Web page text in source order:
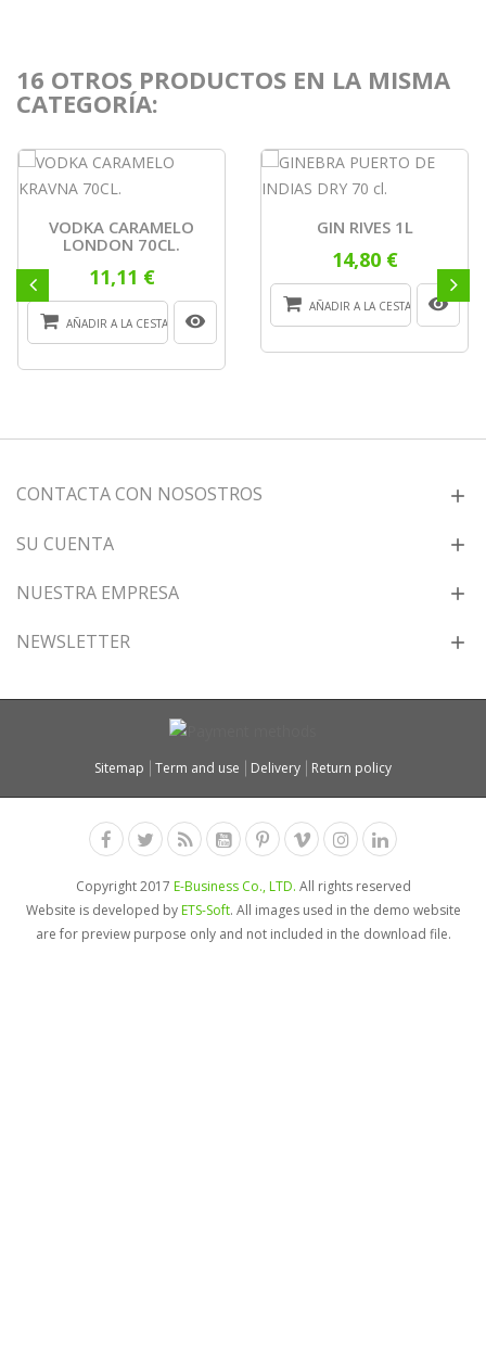
16 OTROS PRODUCTOS EN LA MISMA
CATEGORÍA:
VODKA CARAMELO
LONDON 70CL.
11,11 €
AÑADIR A LA CESTA
GIN RIVES 1L
14,80 €
AÑADIR A LA CESTA
CONTACTA CON NOSOSTROS
SU CUENTA
NUESTRA EMPRESA
NEWSLETTER
Sitemap Term and use Delivery Return policy
Copyright 2017 E-Business Co., LTD. All rights reserved
Website is developed byETS-Soft. All images used in the demo website
are for preview purpose only and not included in the download file.